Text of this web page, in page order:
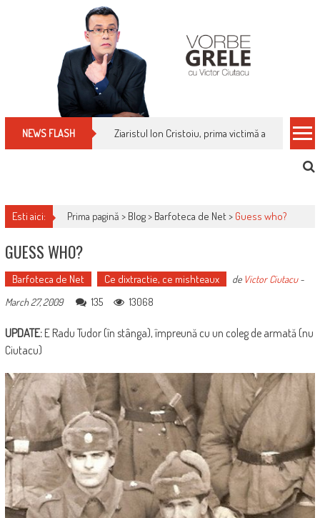
NEWS FLASH Cum îți schimbi, rapid, gratuit și eficient,
Esti aici: Prima pagină > Blog> Barfoteca de Net> Guess who?
GUESS WHO?
Barfoteca de Net Ce dixtractie, ce mishteaux de Victor Ciutacu-
March 27, 2009
135 13068
UPDATE:E Radu Tudor (în stânga), împreună cu un coleg de armată (nu
Ciutacu)